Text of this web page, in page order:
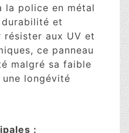
la police en métal
et
résister aux UV et
ce panneau
malgré sa faible
longévité
: